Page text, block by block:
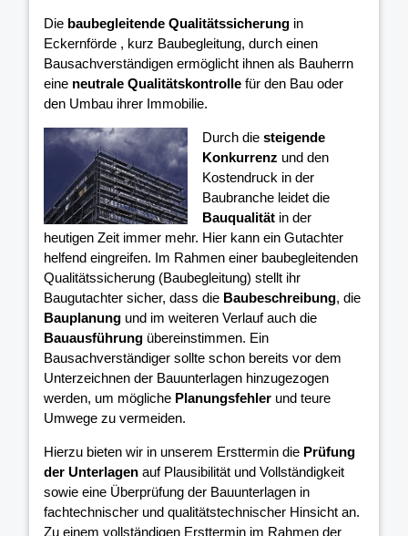
Die baubegleitende Qualitätssicherung in
Eckernförde , kurz Baubegleitung, durch einen
Bausachverständigen ermöglicht ihnen als Bauherrn
eine neutrale Qualitätskontrolle für den Bau oder
den Umbau ihrer Immobilie.
Durch diesteigende
Konkurrenz und den
Kostendruck in der
Baubranche leidet die
Bauqualität in der
heutigen Zeit immer mehr. Hier kann ein Gutachter
helfend eingreifen. Im Rahmen einer baubegleitenden
Qualitätssicherung (Baubegleitung) stellt ihr
Baugutachter sicher, dass die Baubeschreibung, die
Bauplanung und im weiteren Verlauf auch die
Bauausführung übereinstimmen. Ein
Bausachverständiger sollte schon bereits vor dem
Unterzeichnen der Bauunterlagen hinzugezogen
werden, um mögliche Planungsfehler und teure
Umwege zu vermeiden.
Hierzu bieten wir in unserem Ersttermin die Prüfung
der Unterlagen auf Plausibilität und Vollständigkeit
sowie eine Überprüfung der Bauunterlagen in
fachtechnischer und qualitätstechnischer Hinsicht an.
Zu einem vollständigen Ersttermin im Rahmen der